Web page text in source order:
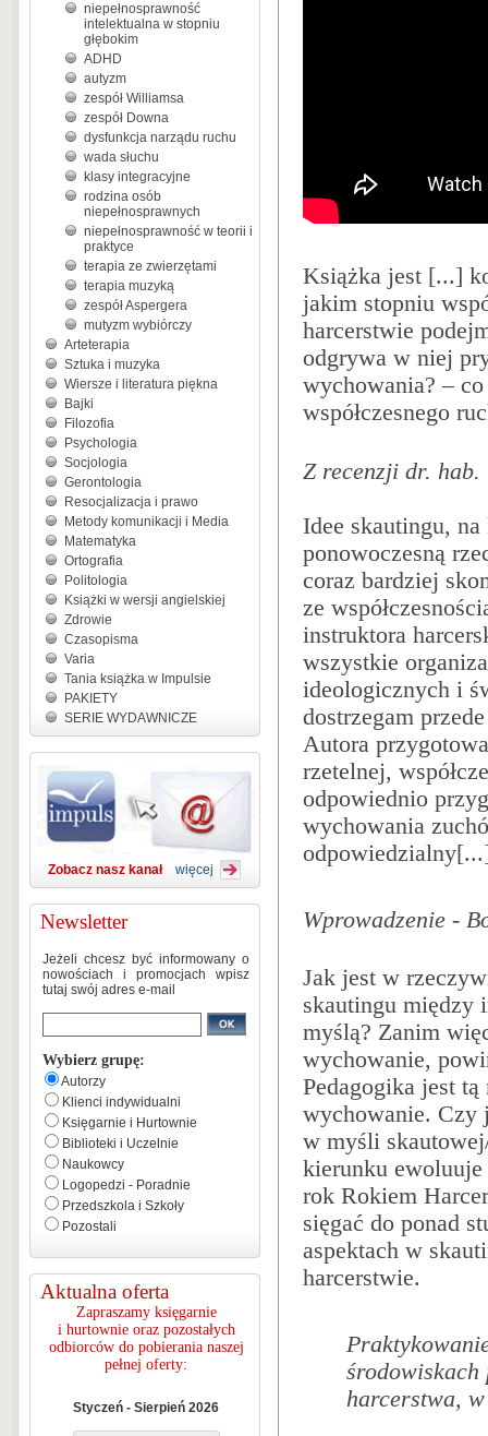
niepełnosprawność
intelektualna w stopniu
głębokim
ADHD
autyzm
zespół Williamsa
zespół Downa
dysfunkcja narządu ruchu
wada słuchu
klasy integracyjne
rodzina osób
niepełnosprawnych
niepełnosprawność w teorii i
praktyce
terapia ze zwierzętami
terapia muzyką
zespół Aspergera
mutyzm wybiórczy
Arteterapia
Sztuka i muzyka
Wiersze i literatura piękna
Bajki
Filozofia
Psychologia
Socjologia
Gerontologia
Resocjalizacja i prawo
Metody komunikacji i Media
Matematyka
Ortografia
Politologia
Książki w wersji angielskiej
Zdrowie
Czasopisma
Varia
Tania książka w Impulsie
PAKIETY
SERIE WYDAWNICZE
Zobacz nasz kanał więcej
Newsletter
Jeżeli chcesz być informowany o
nowościach i promocjach wpisz
tutaj swój adres e-mail
Wybierz grupę:
Autorzy
Klienci indywidualni
Księgarnie i Hurtownie
Biblioteki i Uczelnie
Naukowcy
Logopedzi - Poradnie
Przedszkola i Szkoły
Pozostali
Aktualna oferta
Zapraszamy księgarnie
i hurtownie oraz pozostałych
odbiorców do pobierania naszej
pełnej oferty:
Styczeń - Sierpień 2026
Książka jest [...]
jakim stopniu
harcerstwie
odgrywa w niej
wychowania? –
współczesnego
Z recenzji dr. hab.
Idee skautingu,
ponowoczesną
coraz bardziej
ze
instruktora
wszystkie
ideologicznych i
dostrzegam
Autora
rzetelnej,
odpowiednio
wychowania
Wprowadzenie -
Jak jest w
skautingu między
myślą? Zanim
wychowanie,
Pedagogika jest
wychowanie. Czy
w myśli
kierunku ewoluuje
rok Rokiem
sięgać do ponad
aspektach w
harcerstwie.
środowiskach
harcerstwa,